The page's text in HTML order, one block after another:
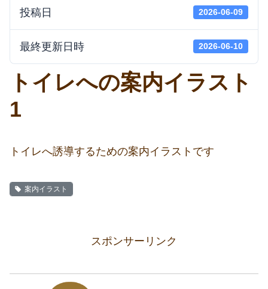
投稿日 2026-06-09
最終更新日時 2026-06-10
トイレへの案内イラスト
1
トイレへ誘導するための案内イラストです
案内イラスト
スポンサーリンク